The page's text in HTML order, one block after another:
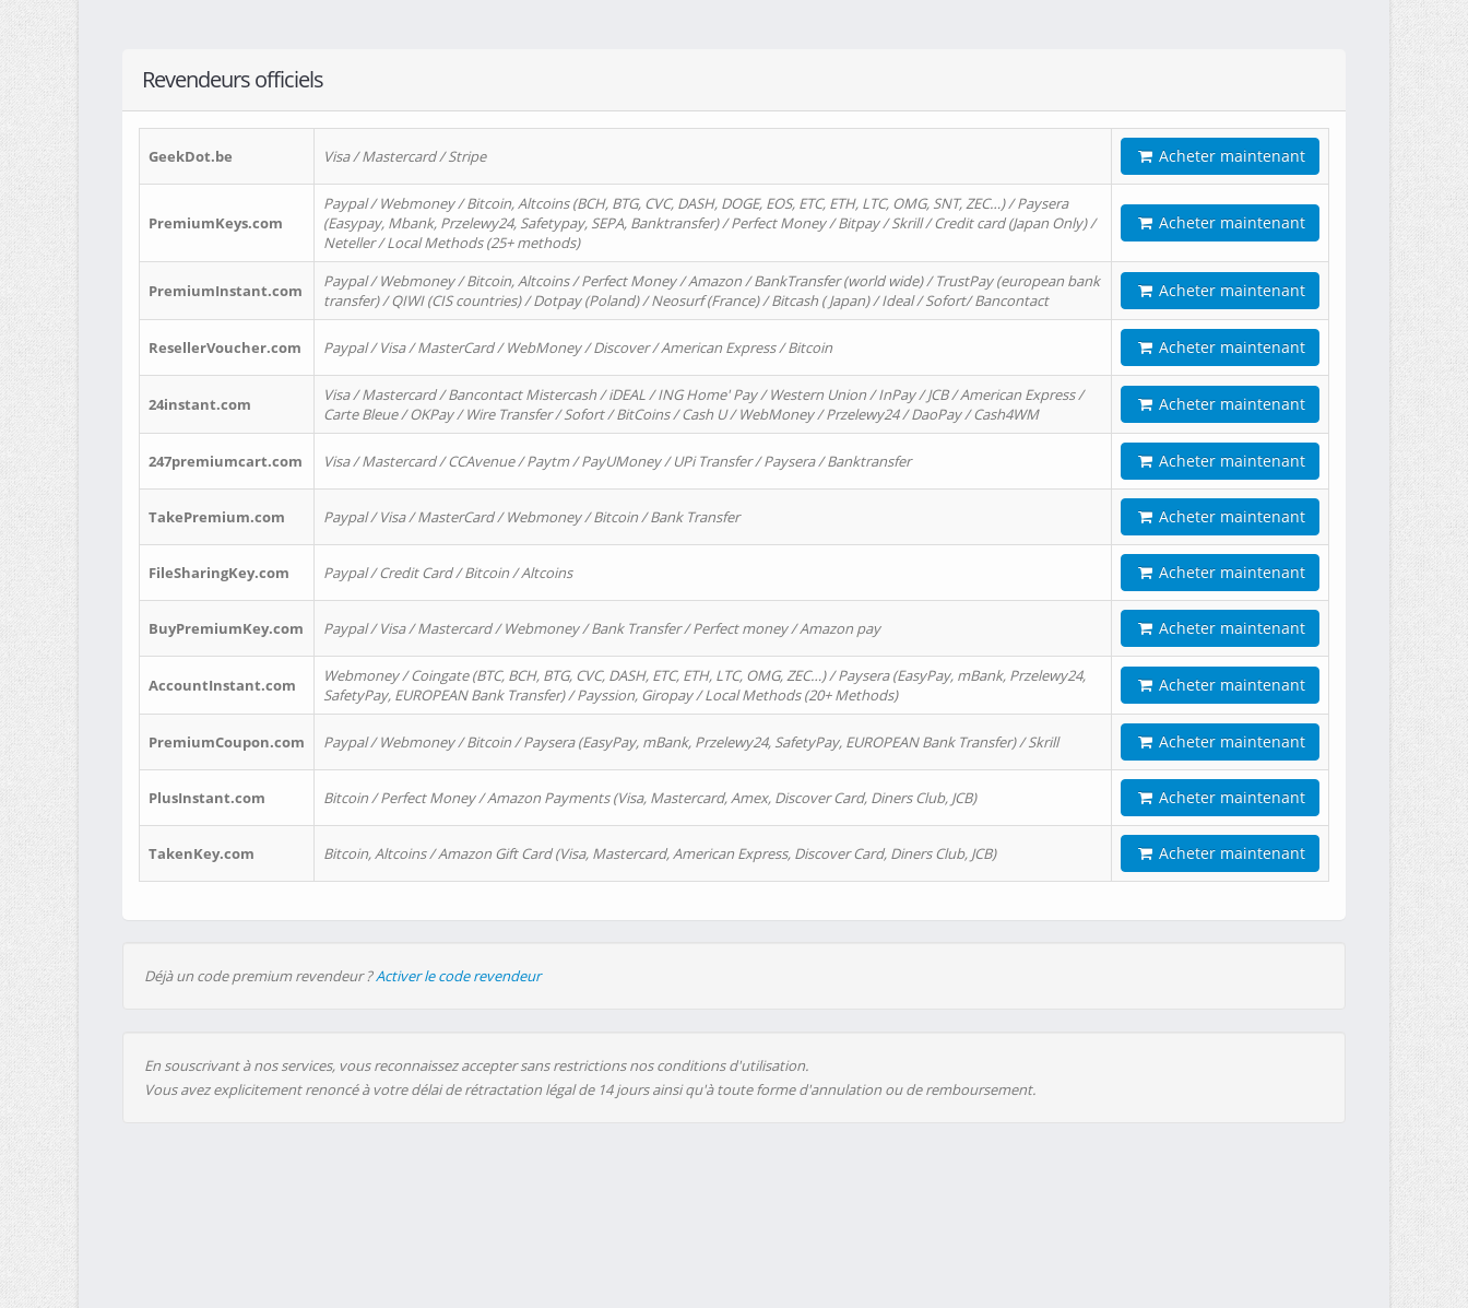
Revendeurs officiels
GeekDot.be Visa / Mastercard / Stripe Acheter maintenant
PremiumKeys.com
Paypal / Webmoney / Bitcoin, Altcoins (BCH, BTG, CVC, DASH, DOGE, EOS, ETC, ETH, LTC, OMG, SNT, ZEC…) / Paysera
(Easypay, Mbank, Przelewy24, Safetypay, SEPA, Banktransfer) / Perfect Money / Bitpay / Skrill / Credit card (Japan Only) /
Neteller / Local Methods (25+ methods)
Acheter maintenant
PremiumInstant.com
Paypal / Webmoney / Bitcoin, Altcoins / Perfect Money / Amazon / BankTransfer (world wide) / TrustPay (european bank
transfer) / QIWI (CIS countries) / Dotpay (Poland) / Neosurf (France) / Bitcash ( Japan) / Ideal / Sofort/ Bancontact
Acheter maintenant
ResellerVoucher.com Paypal / Visa / MasterCard / WebMoney / Discover / American Express / Bitcoin Acheter maintenant
24instant.com
Visa / Mastercard / Bancontact Mistercash / iDEAL / ING Home' Pay / Western Union / InPay / JCB / American Express /
Carte Bleue / OKPay / Wire Transfer / Sofort / BitCoins / Cash U / WebMoney / Przelewy24 / DaoPay / Cash4WM
Acheter maintenant
247premiumcart.com Visa / Mastercard / CCAvenue / Paytm / PayUMoney / UPi Transfer / Paysera / Banktransfer Acheter maintenant
TakePremium.com Paypal / Visa / MasterCard / Webmoney / Bitcoin / Bank Transfer Acheter maintenant
FileSharingKey.com Paypal / Credit Card / Bitcoin / Altcoins Acheter maintenant
BuyPremiumKey.com Paypal / Visa / Mastercard / Webmoney / Bank Transfer / Perfect money / Amazon pay Acheter maintenant
AccountInstant.com
Webmoney / Coingate (BTC, BCH, BTG, CVC, DASH, ETC, ETH, LTC, OMG, ZEC…) / Paysera (EasyPay, mBank, Przelewy24,
SafetyPay, EUROPEAN Bank Transfer) / Payssion, Giropay / Local Methods (20+ Methods)
Acheter maintenant
PremiumCoupon.com Paypal / Webmoney / Bitcoin / Paysera (EasyPay, mBank, Przelewy24, SafetyPay, EUROPEAN Bank Transfer) / Skrill Acheter maintenant
PlusInstant.com Bitcoin / Perfect Money / Amazon Payments (Visa, Mastercard, Amex, Discover Card, Diners Club, JCB) Acheter maintenant
TakenKey.com Bitcoin, Altcoins / Amazon Gift Card (Visa, Mastercard, American Express, Discover Card, Diners Club, JCB) Acheter maintenant
Déjà un code premium revendeur ?Activer le code revendeur
En souscrivant à nos services, vous reconnaissez accepter sans restrictions nos conditions d'utilisation.
Vous avez explicitement renoncé à votre délai de rétractation légal de 14 jours ainsi qu'à toute forme d'annulation ou de remboursement.